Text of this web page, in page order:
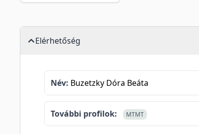
Elérhetőség
Név: Buzetzky Dóra Beáta
További profilok: MTMT